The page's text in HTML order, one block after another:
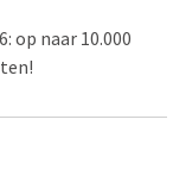
op naar 10.000